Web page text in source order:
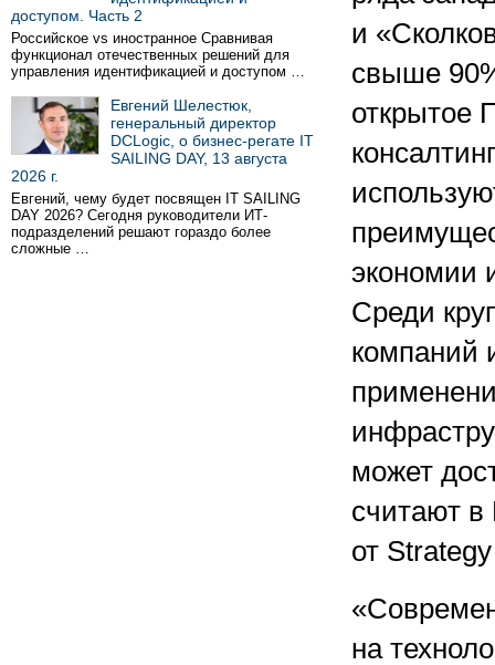
доступом. Часть 2
Российское vs иностранное Сравнивая
функционал отечественных решений для
управления идентификацией и доступом …
Евгений Шелестюк,
генеральный директор
DCLogic, о бизнес-регате IT
SAILING DAY, 13 августа
2026 г.
Евгений, чему будет посвящен IT SAILING
DAY 2026? Сегодня руководители ИТ-
подразделений решают гораздо более
сложные …
и
свыше
открытое
экономии
Среди
компаний
может
считают
от
на